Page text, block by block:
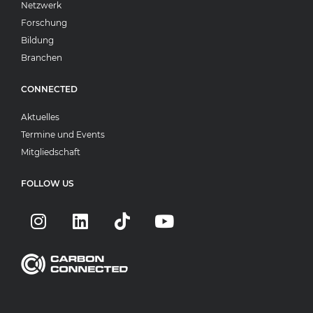
Netzwerk
Forschung
Bildung
Branchen
CONNECTED
Aktuelles
Termine und Events
Mitgliedschaft
FOLLOW US